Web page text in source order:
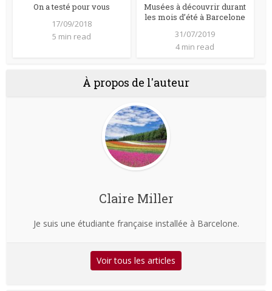
On a testé pour vous
17/09/2018
5 min read
Musées à découvrir durant
les mois d’été à Barcelone
31/07/2019
4 min read
À propos de l'auteur
Claire Miller
Je suis une étudiante française installée à Barcelone.
Voir tous les articles